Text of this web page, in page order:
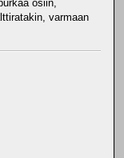
osiin,
varmaan